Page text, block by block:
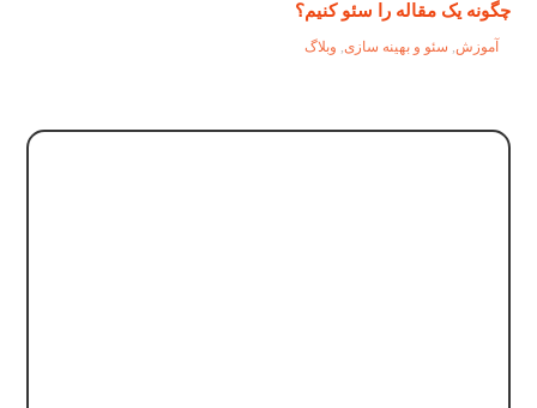
چگونه یک مقاله را سئو کنیم؟
آموزش, سئو و بهینه سازی, وبلاگ